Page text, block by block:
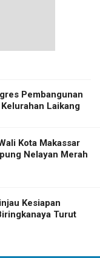
Pembangunan
Laikang
Kota Makassar
Nelayan Merah
Kesiapan
Turut